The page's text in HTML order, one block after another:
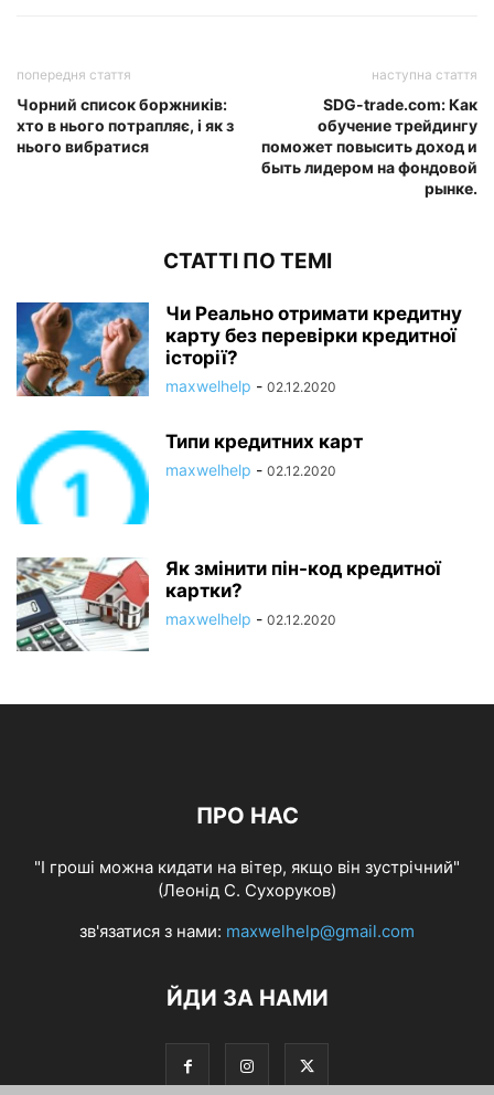
попередня стаття
Чорний список боржників:
хто в нього потрапляє, і як з
нього вибратися
наступна стаття
SDG-trade.com: Как
обучение трейдингу
поможет повысить доход и
быть лидером на фондовой
рынке.
СТАТТІ ПО ТЕМІ
Чи Реально отримати кредитну
карту без перевірки кредитної
історії?
maxwelhelp - 02.12.2020
Типи кредитних карт
maxwelhelp - 02.12.2020
Як змінити пін-код кредитної
картки?
maxwelhelp - 02.12.2020
ПРО НАС
"І гроші можна кидати на вітер, якщо він зустрічний"
(Леонід С. Сухоруков)
зв'язатися з нами: maxwelhelp@gmail.com
ЙДИ ЗА НАМИ